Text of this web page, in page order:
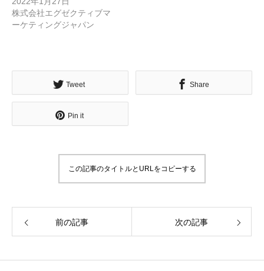
株式会社エグゼクティブマ
ーケティングジャパン
Tweet Share
Pin it
この記事のタイトルとURLをコピーする
前の記事 次の記事